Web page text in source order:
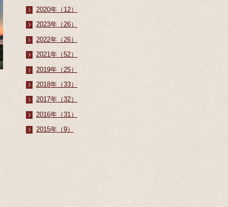
2020年（12）
2023年（26）
2022年（26）
2021年（52）
2019年（25）
2018年（33）
2017年（32）
2016年（31）
2015年（9）